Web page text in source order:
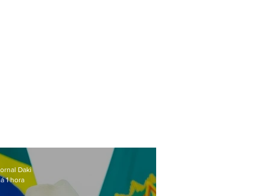
Daki
1 hora